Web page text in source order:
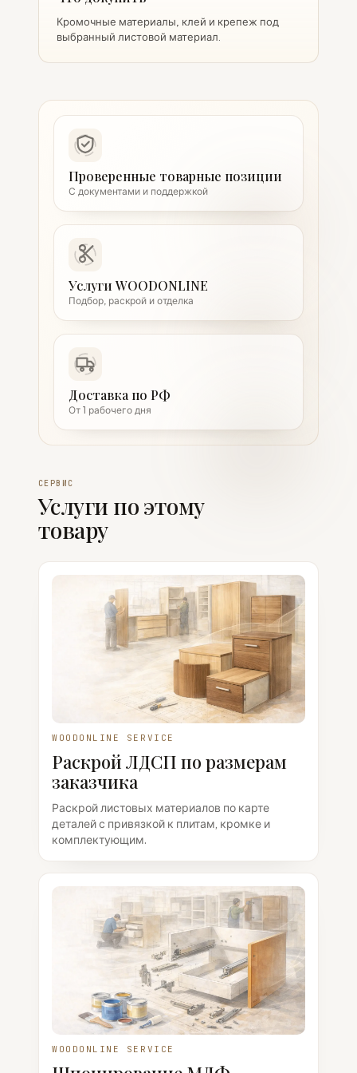
Кромочные материалы, клей и крепеж под
выбранный листовой материал.
Проверенные товарные позиции
С документами и поддержкой
Услуги WOODONLINE
Подбор, раскрой и отделка
Доставка по РФ
От 1 рабочего дня
СЕРВИС
Услуги по этому
товару
WOODONLINE SERVICE
Раскрой ЛДСП по размерам
заказчика
Раскрой листовых материалов по карте
деталей с привязкой к плитам, кромке и
комплектующим.
WOODONLINE SERVICE